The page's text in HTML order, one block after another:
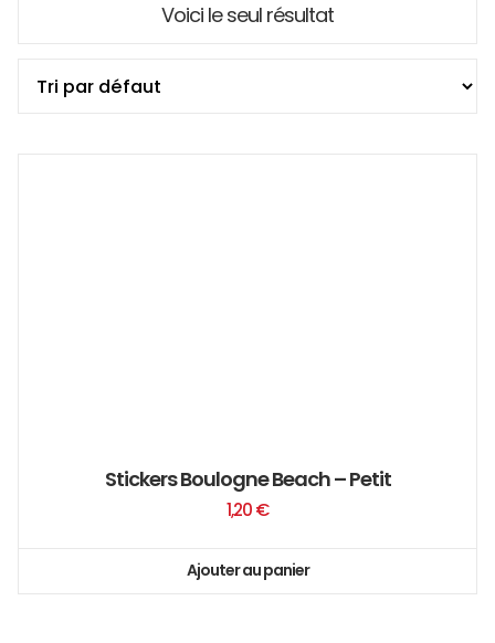
Voici le seul résultat
Stickers Boulogne Beach – Petit
1,20€
Ajouter au panier